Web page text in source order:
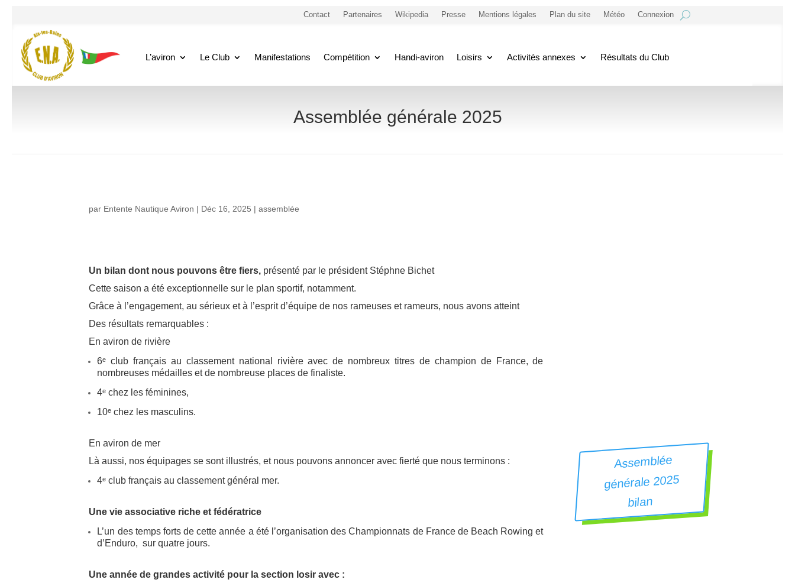
Contact Partenaires Wikipedia Presse Mentions légales Plan du site Météo Connexion
L’aviron Le Club Manifestations Compétition Handi-aviron Loisirs Activités annexes Résultats du Club
Assemblée générale 2025
par Entente Nautique Aviron | Déc 16, 2025 |assemblée
Un bilan dont nous pouvons être fiers, présenté par le président Stéphne Bichet
Cette saison a été exceptionnelle sur le plan sportif, notamment.
Grâce à l’engagement, au sérieux et à l’esprit d’équipe de nos rameuses et rameurs, nous avons atteint
Des résultats remarquables :
En aviron de rivière
6ᵉ club français au classement national rivière avec de nombreux titres de champion de France, de
nombreuses médailles et de nombreuse places de finaliste.
4ᵉ chez les féminines,
10ᵉ chez les masculins.
En aviron de mer
Là aussi, nos équipages se sont illustrés, et nous pouvons annoncer avec fierté que nous terminons :
4ᵉ club français au classement général mer.
Une vie associative riche et fédératrice
L’un des temps forts de cette année a été l’organisation des Championnats de France de Beach Rowing et
d’Enduro, sur quatre jours.
Une année de grandes activité pour la section losir avec :
Assemblée
générale 2025
bilan